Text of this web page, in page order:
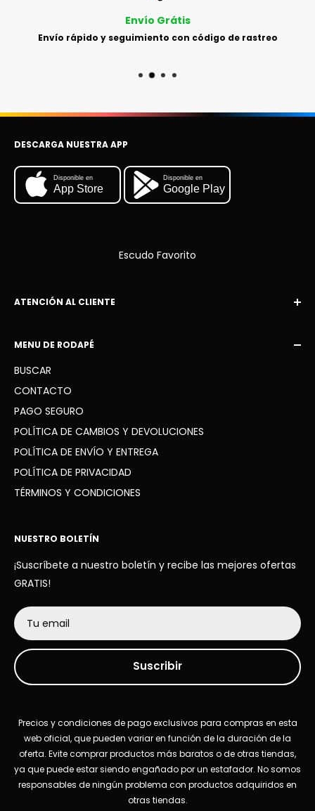
Envío Grátis
Envío rápido y seguimiento con código de rastreo
DESCARGA NUESTRA APP
Disponible en
App Store
Disponible en
Google Play
Escudo Favorito
ATENCIÓN AL CLIENTE
WhatsApp: +34 936 41 91 63
MENU DE RODAPÉ
BUSCAR
CONTACTO
PAGO SEGURO
POLÍTICA DE CAMBIOS Y DEVOLUCIONES
POLÍTICA DE ENVÍO Y ENTREGA
POLÍTICA DE PRIVACIDAD
TÉRMINOS Y CONDICIONES
NUESTRO BOLETÍN
¡Suscríbete a nuestro boletín y recibe las mejores ofertas
GRATIS!
Tu email
Suscribir
Precios y condiciones de pago exclusivos para compras en esta
web oficial, que pueden variar en función de la duración de la
oferta. Evite comprar productos más baratos o de otras tiendas,
ya que puede estar siendo engañado por un estafador. No somos
responsables de ningún problema con productos adquiridos en
otras tiendas.